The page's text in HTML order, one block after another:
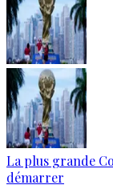
La plus grande
démarrer